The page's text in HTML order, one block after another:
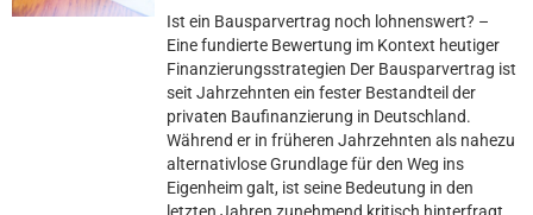
Ist ein Bausparvertrag noch lohnenswert? –
Eine fundierte Bewertung im Kontext heutiger
Finanzierungsstrategien Der Bausparvertrag ist
seit Jahrzehnten ein fester Bestandteil der
privaten Baufinanzierung in Deutschland.
Während er in früheren Jahrzehnten als nahezu
alternativlose Grundlage für den Weg ins
Eigenheim galt, ist seine Bedeutung in den
letzten Jahren zunehmend kritisch hinterfragt